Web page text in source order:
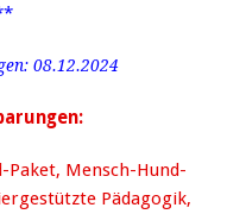
08.12.2024
Paket, Mensch-Hund-
Pädagogik,